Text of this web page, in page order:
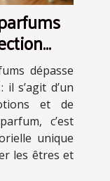
dépasse
s’agit d’un
et de
c’est
unique
les êtres et